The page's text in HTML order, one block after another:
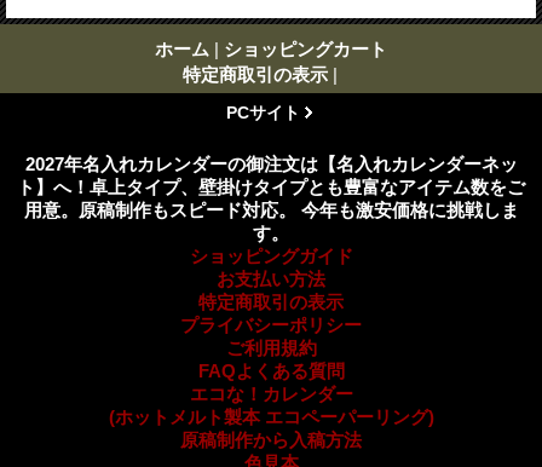
ホーム | ショッピングカート
特定商取引の表示 |
PCサイト
2027年名入れカレンダーの御注文は【名入れカレンダーネッ
ト】へ！卓上タイプ、壁掛けタイプとも豊富なアイテム数をご
用意。原稿制作もスピード対応。 今年も激安価格に挑戦しま
す。
ショッピングガイド
お支払い方法
特定商取引の表示
プライバシーポリシー
ご利用規約
FAQよくある質問
エコな！カレンダー
(ホットメルト製本 エコペーパーリング)
原稿制作から入稿方法
色見本